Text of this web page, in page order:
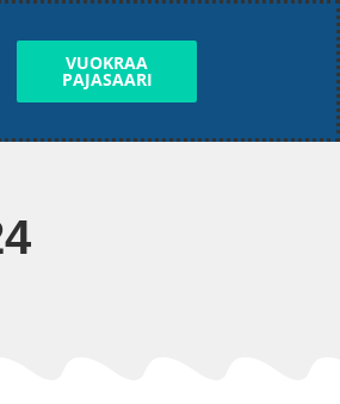
VUOKRAA
PAJASAARI